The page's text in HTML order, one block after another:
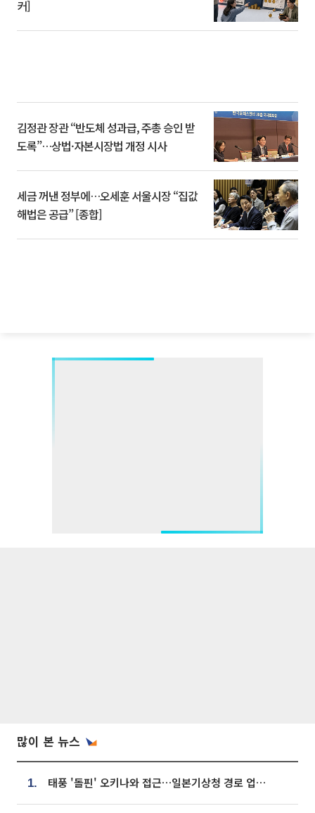
커]
김정관 장관 “반도체 성과급, 주총 승인 받
도록”…상법·자본시장법 개정 시사
세금 꺼낸 정부에…오세훈 서울시장 “집값
해법은 공급” [종합]
많이 본 뉴스
1. 태풍 '돌핀' 오키나와 접근…일본기상청 경로 업데이트